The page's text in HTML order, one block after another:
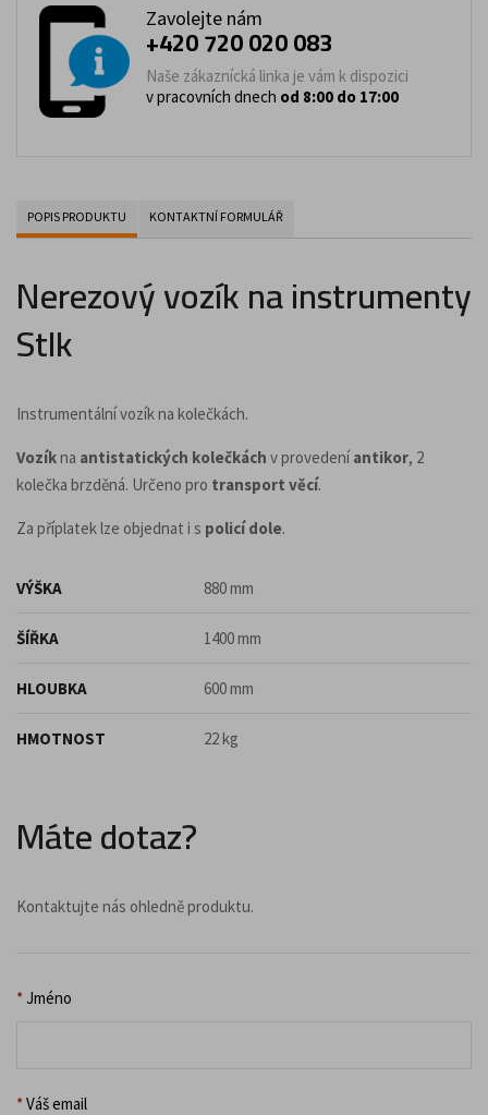
Zavolejte nám
+420 720 020 083
Naše zákaznícká linka je vám k dispozici
v pracovních dnech od 8:00 do 17:00
POPIS PRODUKTU KONTAKTNÍ FORMULÁŘ
Nerezový vozík na instrumenty
Stlk
Instrumentální vozík na kolečkách.
Vozíkna antistatických kolečkách v provedeníantikor, 2
kolečka brzděná. Určeno pro transport věcí.
Za příplatek lze objednat i s policí dole.
VÝŠKA 880 mm
ŠÍŘKA 1400 mm
HLOUBKA 600 mm
HMOTNOST 22 kg
Máte dotaz?
Kontaktujte nás ohledně produktu.
*Jméno
*Váš email